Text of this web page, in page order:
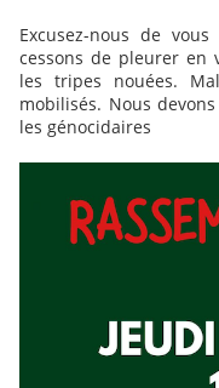
Excusez-nous de
cessons de pleurer en
les tripes nouées.
mobilisés. Nous
les génocidaires